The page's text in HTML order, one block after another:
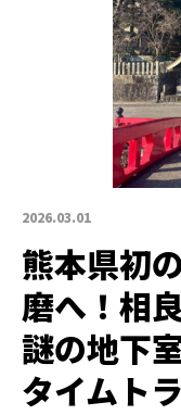
2026.03.01
熊本県初
磨へ！相
謎の地下
タイムト